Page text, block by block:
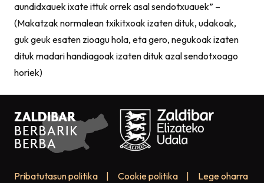
aundidxauek ixate ittuk orrek asal sendotxuauek” –
(Makatzak normalean txikitxoak izaten dituk, udakoak,
guk geuk esaten zioagu hola, eta gero, negukoak izaten
dituk madari handiagoak izaten dituk azal sendotxoago
horiek)
Pribatutasun politika Cookie politika Lege oharra